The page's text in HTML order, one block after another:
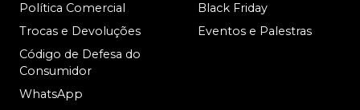
Política Comercial
Trocas e Devoluções
Código de Defesa do
Consumidor
WhatsApp
Black Friday
Eventos e Palestras